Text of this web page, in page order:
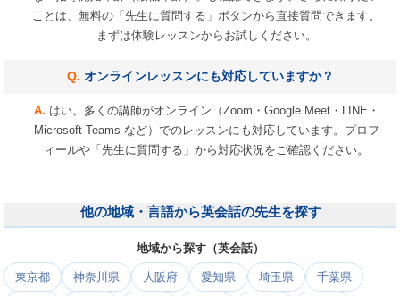
ことは、無料の「先生に質問する」ボタンから直接質問できます。
まずは体験レッスンからお試しください。
オンラインレッスンにも対応していますか？
はい。多くの講師がオンライン（Zoom・Google Meet・LINE・
Microsoft Teams など）でのレッスンにも対応しています。プロフ
ィールや「先生に質問する」から対応状況をご確認ください。
他の地域・言語から英会話の先生を探す
地域から探す（英会話）
東京都 神奈川県 大阪府 愛知県 埼玉県 千葉県